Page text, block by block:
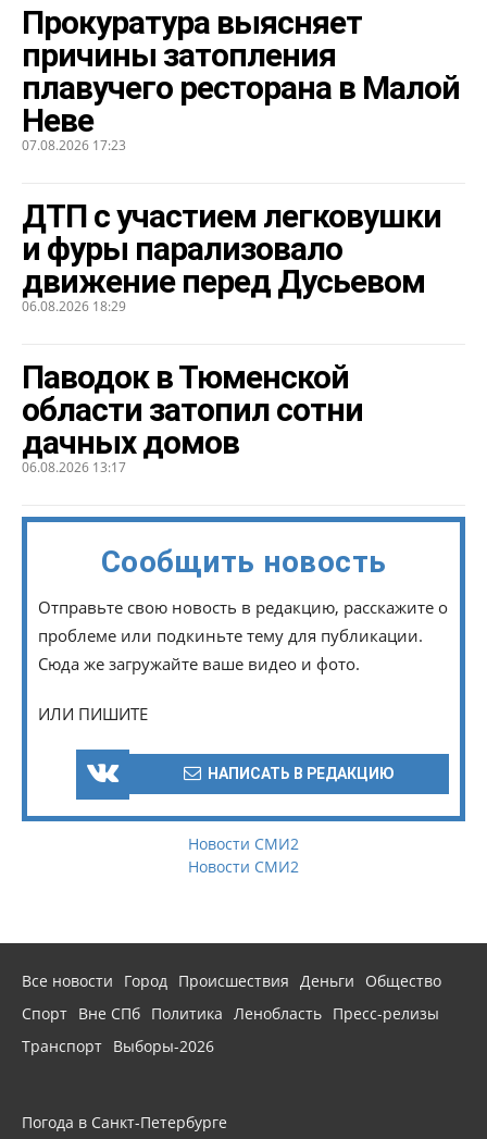
Прокуратура выясняет
причины затопления
плавучего ресторана в Малой
Неве
07.08.2026 17:23
ДТП с участием легковушки
и фуры парализовало
движение перед Дусьевом
06.08.2026 18:29
Паводок в Тюменской
области затопил сотни
дачных домов
06.08.2026 13:17
Сообщить новость
Отправьте свою новость в редакцию, расскажите о
проблеме или подкиньте тему для публикации.
Сюда же загружайте ваше видео и фото.
ИЛИ ПИШИТЕ
НАПИСАТЬ В РЕДАКЦИЮ
Новости СМИ2
Новости СМИ2
Все новости Город Происшествия Деньги
Общество
Спорт Вне СПб Политика Ленобласть Пресс-релизы
Транспорт Выборы-2026
Погода в Санкт-Петербурге